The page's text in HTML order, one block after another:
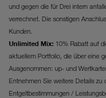
und gegen die für Drei intern
verrechnet. Die sonstigen
Kunden.
Unlimited Mix: 10% Rabatt auf
aktuellem Portfolio, die über eine
Ausgenommen: up- und
Entnehmen Sie weitere Details zu
Entgeltbestimmungen /